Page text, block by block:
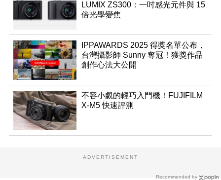
LUMIX ZS300：一吋感光元件與 15
倍光學變焦
IPPAWARDS 2025 得獎名單公布，
台灣攝影師 Sunny 奪冠！獲獎作品
創作心法大公開
不容小覷的輕巧入門機！FUJIFILM
X-M5 快速評測
Recommended by
ADVERTISEMENT